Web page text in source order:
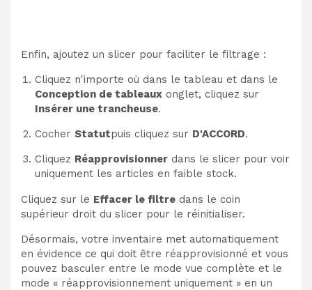
Enfin, ajoutez un slicer pour faciliter le filtrage :
Cliquez n'importe où dans le tableau et dans le
Conception de tableaux onglet, cliquez sur
Insérer une trancheuse.
Cocher Statutpuis cliquez sur D'ACCORD.
Cliquez Réapprovisionner dans le slicer pour voir
uniquement les articles en faible stock.
Cliquez sur le Effacer le filtre dans le coin
supérieur droit du slicer pour le réinitialiser.
Désormais, votre inventaire met automatiquement
en évidence ce qui doit être réapprovisionné et vous
pouvez basculer entre le mode vue complète et le
mode « réapprovisionnement uniquement » en un